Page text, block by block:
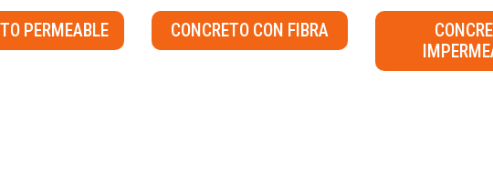
PERMEABLE CONCRETO CON FIBRA